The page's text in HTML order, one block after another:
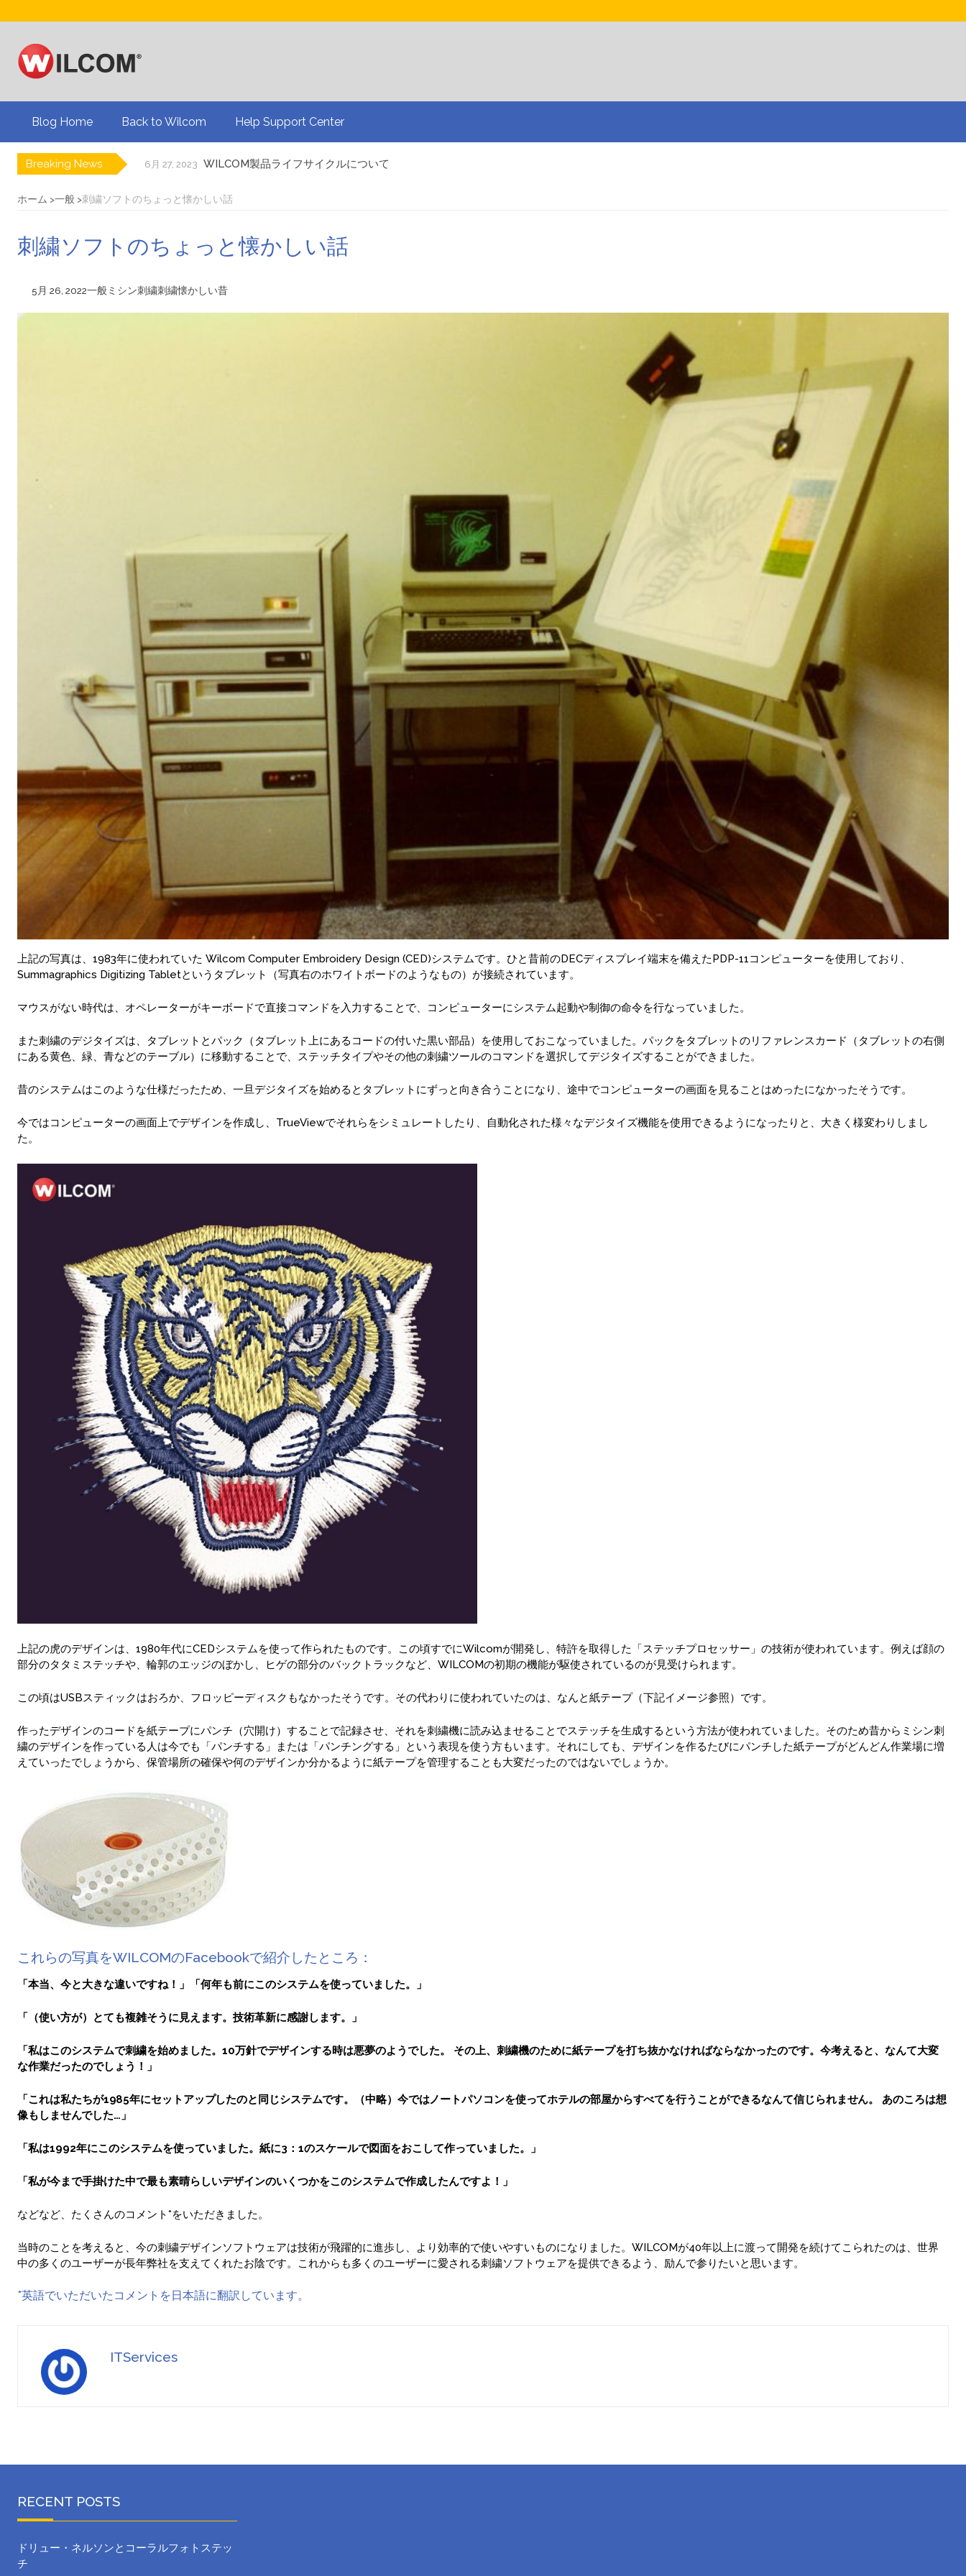
Blog Home Back to Wilcom Help Support Center
Breaking News 6月 27, 2023 WILCOM製品ライフサイクルについて
8月 19, 2024 刺繍業界大手のBinatedとのインタビュー
7月 24, 2024 プリントビジネスを刺繍で多様化しましょう
5月 22, 2024 自動デジタイズによるスマートなデザインアプローチ
ホーム 一般 刺繍ソフトのちょっと懐かしい話
刺繍ソフトのちょっと懐かしい話
5月 26, 2022一般ミシン刺繍刺繍懐かしい昔
上記の写真は、1983年に使われていた Wilcom Computer Embroidery Design (CED)システムです。ひと昔前のDECディスプレイ端末を備えたPDP-11コンピューターを使用しており、
Summagraphics Digitizing Tabletというタブレット（写真右のホワイトボードのようなもの）が接続されています。
マウスがない時代は、オペレーターがキーボードで直接コマンドを入力することで、コンピューターにシステム起動や制御の命令を行なっていました。
また刺繍のデジタイズは、タブレットとパック（タブレット上にあるコードの付いた黒い部品）を使用しておこなっていました。パックをタブレットのリファレンスカード（タブレットの右側
にある黄色、緑、青などのテーブル）に移動することで、ステッチタイプやその他の刺繍ツールのコマンドを選択してデジタイズすることができました。
昔のシステムはこのような仕様だったため、一旦デジタイズを始めるとタブレットにずっと向き合うことになり、途中でコンピューターの画面を見ることはめったになかったそうです。
今ではコンピューターの画面上でデザインを作成し、TrueViewでそれらをシミュレートしたり、自動化された様々なデジタイズ機能を使用できるようになったりと、大きく様変わりしまし
た。
上記の虎のデザインは、1980年代にCEDシステムを使って作られたものです。この頃すでにWilcomが開発し、特許を取得した「ステッチプロセッサー」の技術が使われています。例えば顔の
部分のタタミステッチや、輪郭のエッジのぼかし、ヒゲの部分のバックトラックなど、WILCOMの初期の機能が駆使されているのが見受けられます。
この頃はUSBスティックはおろか、フロッピーディスクもなかったそうです。その代わりに使われていたのは、なんと紙テープ（下記イメージ参照）です。
作ったデザインのコードを紙テープにパンチ（穴開け）することで記録させ、それを刺繍機に読み込ませることでステッチを生成するという方法が使われていました。そのため昔からミシン刺
繍のデザインを作っている人は今でも「パンチする」または「パンチングする」という表現を使う方もいます。それにしても、デザインを作るたびにパンチした紙テープがどんどん作業場に増
えていったでしょうから、保管場所の確保や何のデザインか分かるように紙テープを管理することも大変だったのではないでしょうか。
これらの写真をWILCOMのFacebookで紹介したところ：
「本当、今と大きな違いですね！」「何年も前にこのシステムを使っていました。」
「（使い方が）とても複雑そうに見えます。技術革新に感謝します。」
「私はこのシステムで刺繍を始めました。10万針でデザインする時は悪夢のようでした。 その上、刺繍機のために紙テープを打ち抜かなければならなかったのです。今考えると、なんて大変
な作業だったのでしょう！」
「これは私たちが1985年にセットアップしたのと同じシステムです。（中略）今ではノートパソコンを使ってホテルの部屋からすべてを行うことができるなんて信じられません。 あのころは想
像もしませんでした…」
「私は1992年にこのシステムを使っていました。紙に3：1のスケールで図面をおこして作っていました。」
「私が今まで手掛けた中で最も素晴らしいデザインのいくつかをこのシステムで作成したんですよ！」
などなど、たくさんのコメント*をいただきました。
当時のことを考えると、今の刺繍デザインソフトウェアは技術が飛躍的に進歩し、より効率的で使いやすいものになりました。WILCOMが40年以上に渡って開発を続けてこられたのは、世界
中の多くのユーザーが長年弊社を支えてくれたお陰です。これからも多くのユーザーに愛される刺繍ソフトウェアを提供できるよう、励んで参りたいと思います。
*英語でいただいたコメントを日本語に翻訳しています。
ITServices
RECENT POSTS
ドリュー・ネルソンとコーラルフォトステッ
チ